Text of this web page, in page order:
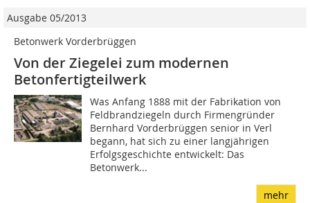
Ausgabe 05/2013
Betonwerk Vorderbrüggen
Von der Ziegelei zum modernen
Betonfertigteilwerk
Was Anfang 1888 mit der Fabrikation von
Feldbrandziegeln durch Firmengründer
Bernhard Vorderbrüggen senior in Verl
begann, hat sich zu einer langjährigen
Erfolgsgeschichte entwickelt: Das
Betonwerk...
mehr